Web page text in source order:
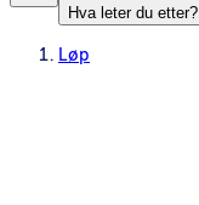
Hva leter du etter?
Løp